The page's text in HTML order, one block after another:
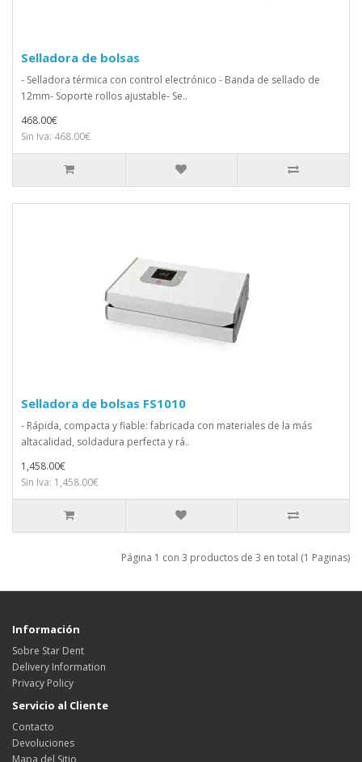
Selladora de bolsas
- Selladora térmica con control electrónico - Banda de sellado de
12mm- Soporte rollos ajustable- Se..
468.00€
Sin Iva: 468.00€
Selladora de bolsas FS1010
- Rápida, compacta y fiable: fabricada con materiales de la más
altacalidad, soldadura perfecta y rá..
1,458.00€
Sin Iva: 1,458.00€
Página 1 con 3 productos de 3 en total (1 Paginas)
Información
Sobre Star Dent
Delivery Information
Privacy Policy
Servicio al Cliente
Contacto
Devoluciones
Mapa del Sitio